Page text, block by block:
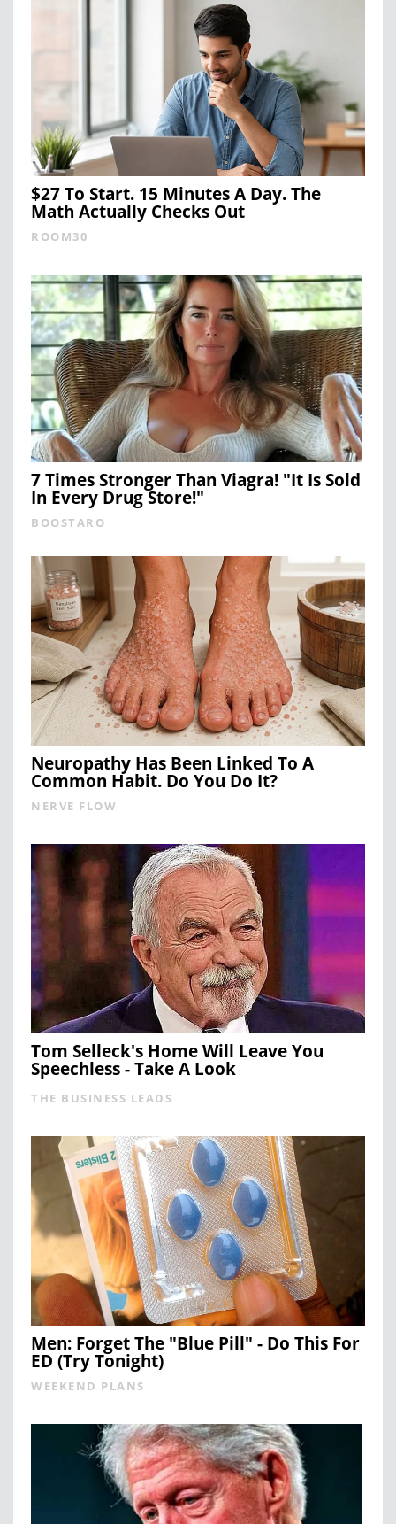
$27 To Start. 15 Minutes A Day. The
Math Actually Checks Out
ROOM30
7 Times Stronger Than Viagra! "It Is Sold
In Every Drug Store!"
BOOSTARO
Neuropathy Has Been Linked To A
Common Habit. Do You Do It?
NERVE FLOW
Tom Selleck's Home Will Leave You
Speechless - Take A Look
THE BUSINESS LEADS
Men: Forget The "Blue Pill" - Do This For
ED (Try Tonight)
WEEKEND PLANS